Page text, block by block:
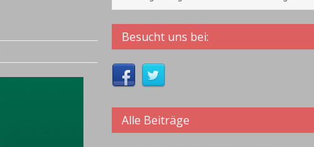
Besucht uns bei:
Alle Beiträge